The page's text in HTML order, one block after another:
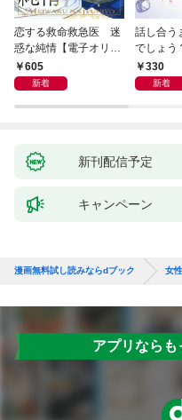
恋する救命救急医 迷
惑な純情【電子オリジ
ナル】
605
新着
話し合う
でしょう
1 330
新着
新刊配信予定
キャンペーン
漫画無料試し読みならdブック 女
アプリならも